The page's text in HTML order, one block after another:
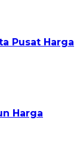
Pusat Harga
Harga